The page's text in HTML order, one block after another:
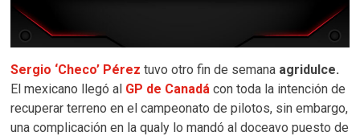
Sergio ‘Checo’ Pérez tuvo otro fin de semana agridulce.
El mexicano llegó al GP de Canadá con toda la intención de
recuperar terreno en el campeonato de pilotos, sin embargo,
una complicación en la qualy lo mandó al doceavo puesto de